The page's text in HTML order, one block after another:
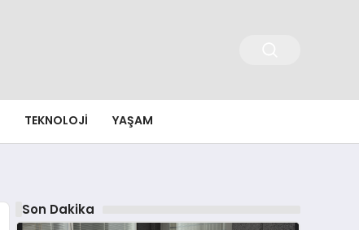
TEKNOLOJI YAŞAM
Son Dakika